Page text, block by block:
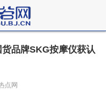
品牌SKG按摩仪获认
点网